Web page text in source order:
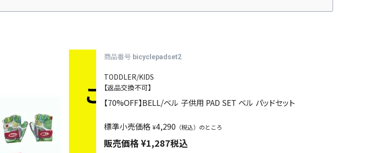
商品番号 bicyclepadset2
TODDLER/KIDS
【返品交換不可】
【70%OFF】BELL/ベル 子供用 PAD SET ベル パッドセット
標準小売価格 ¥4,290 （税込）のところ
販売価格¥1,287税込